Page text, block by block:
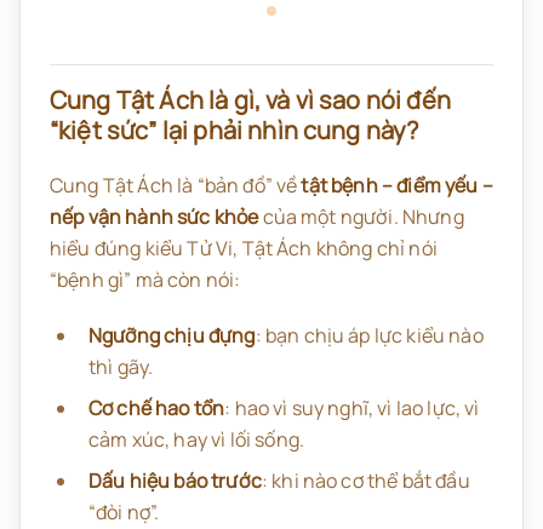
Cung Tật Ách là gì, và vì sao nói đến
“kiệt sức” lại phải nhìn cung này?
Cung Tật Ách là “bản đồ” vềtật bệnh – điểm yếu –
nếp vận hành sức khỏecủa một người. Nhưng
hiểu đúng kiểu Tử Vi, Tật Ách không chỉ nói
“bệnh gì” mà còn nói:
Ngưỡng chịu đựng: bạn chịu áp lực kiểu nào
thì gãy.
Cơ chế hao tổn: hao vì suy nghĩ, vì lao lực, vì
cảm xúc, hay vì lối sống.
Dấu hiệu báo trước: khi nào cơ thể bắt đầu
“đòi nợ”.